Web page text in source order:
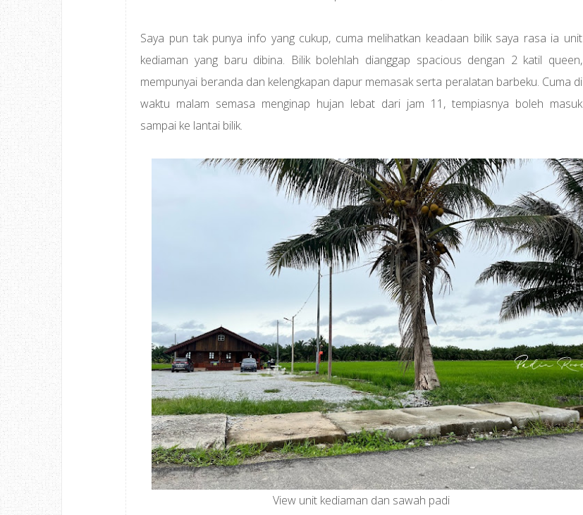
Saya pun tak punya info yang cukup, cuma melihatkan keadaan bilik saya rasa ia unit
kediaman yang baru dibina. Bilik bolehlah dianggap spacious dengan 2 katil queen,
mempunyai beranda dan kelengkapan dapur memasak serta peralatan barbeku. Cuma di
waktu malam semasa menginap hujan lebat dari jam 11, tempiasnya boleh masuk
sampai ke lantai bilik.
View unit kediaman dan sawah padi